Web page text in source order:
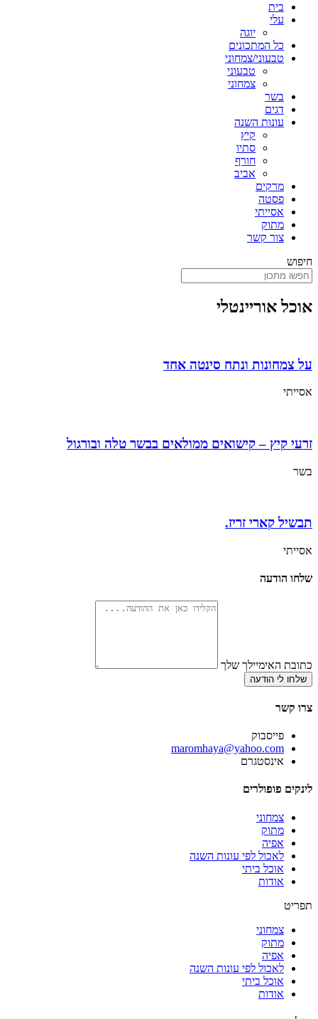
בית
עלי
יוגה
כל המתכונים
טבעוני/צמחוני
טבעוני
צמחוני
בשר
דגים
עונות השנה
קיץ
סתיו
חורף
אביב
מרקים
פסטה
אסייתי
מתוק
צור קשר
חיפוש
אוכל אוריינטלי
על צמחונות ונתח סינטה אחד
אסייתי
זרעי קיץ – קישואים ממולאים בבשר טלה ובורגול
בשר
תבשיל קארי זריז.
אסייתי
שלחו הודעה
כתובת האימיילך שלך
שלחו לי הודעה
צרו קשר
פייסבוק
‫maromhaya@yahoo.com
אינסטגרם
לינקים פופולרים
צמחוני
מתוק
אפיה
לאכול לפי עונות השנה
אוכל ביתי
אודות
תפריט
צמחוני
מתוק
אפיה
לאכול לפי עונות השנה
אוכל ביתי
אודות